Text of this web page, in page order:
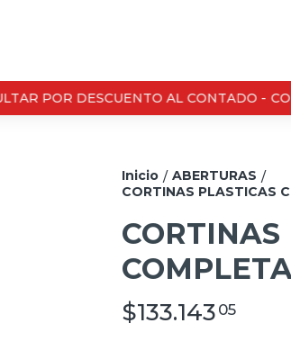
POR DESCUENTO AL CONTADO -
Inicio / ABERTURAS /
CORTINAS PLASTICAS
$133.143 05